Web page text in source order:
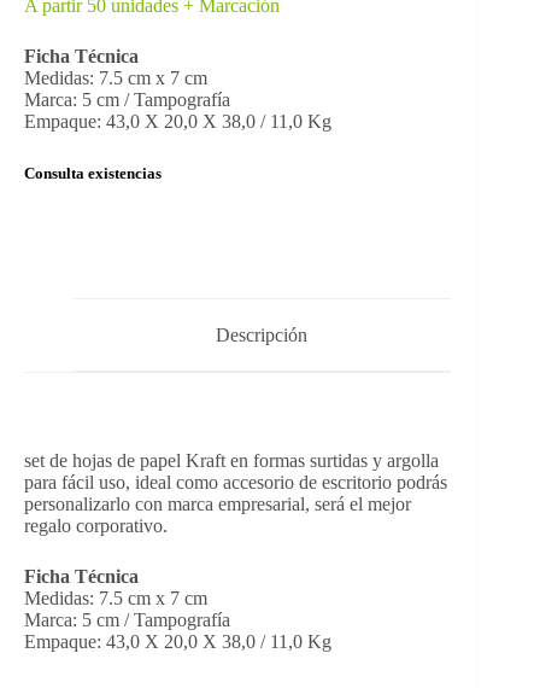
A partir 50 unidades + Marcación
Ficha Técnica
Medidas: 7.5 cm x 7 cm
Marca: 5 cm / Tampografía
Empaque: 43,0 X 20,0 X 38,0 / 11,0 Kg
Consulta existencias
Descripción
set de hojas de papel Kraft en formas surtidas y argolla
para fácil uso, ideal como accesorio de escritorio podrás
personalizarlo con marca empresarial, será el mejor
regalo corporativo.
Ficha Técnica
Medidas: 7.5 cm x 7 cm
Marca: 5 cm / Tampografía
Empaque: 43,0 X 20,0 X 38,0 / 11,0 Kg